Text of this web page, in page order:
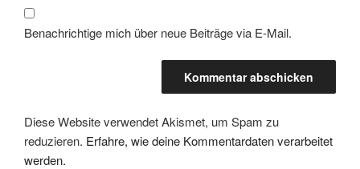
Benachrichtige mich über neue Beiträge via E-Mail.
Diese Website verwendet Akismet, um Spam zu
reduzieren. Erfahre, wie deine Kommentardaten verarbeitet
werden.